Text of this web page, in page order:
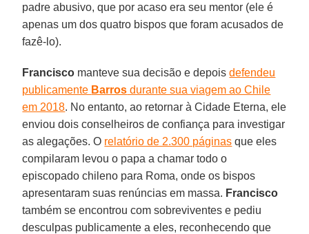
padre abusivo, que por acaso era seu mentor (ele é
apenas um dos quatro bispos que foram acusados de
fazê-lo).
Francisco manteve sua decisão e depoisdefendeu
publicamente Barros durante sua viagem ao Chile
em 2018. No entanto, ao retornar à Cidade Eterna, ele
enviou dois conselheiros de confiança para investigar
as alegações. O relatório de 2.300 páginas que eles
compilaram levou o papa a chamar todo o
episcopado chileno para Roma, onde os bispos
apresentaram suas renúncias em massa. Francisco
também se encontrou com sobreviventes e pediu
desculpas publicamente a eles, reconhecendo que